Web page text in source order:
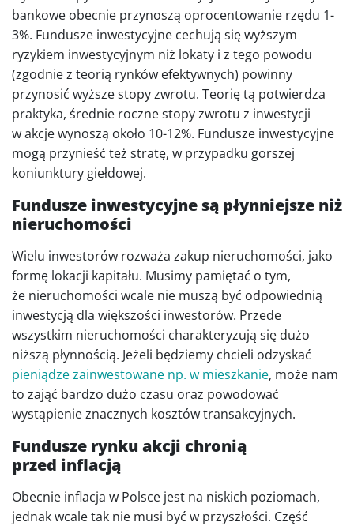
bankowe obecnie przynoszą oprocentowanie rzędu 1-
3%. Fundusze inwestycyjne cechują się wyższym
ryzykiem inwestycyjnym niż lokaty i z tego powodu
(zgodnie z teorią rynków efektywnych) powinny
przynosić wyższe stopy zwrotu. Teorię tą potwierdza
praktyka, średnie roczne stopy zwrotu z inwestycji
w akcje wynoszą około 10-12%. Fundusze inwestycyjne
mogą przynieść też stratę, w przypadku gorszej
koniunktury giełdowej.
Fundusze inwestycyjne są płynniejsze niż
nieruchomości
Wielu inwestorów rozważa zakup nieruchomości, jako
formę lokacji kapitału. Musimy pamiętać o tym,
że nieruchomości wcale nie muszą być odpowiednią
inwestycją dla większości inwestorów. Przede
wszystkim nieruchomości charakteryzują się dużo
niższą płynnością. Jeżeli będziemy chcieli odzyskać
pieniądze zainwestowane np. w mieszkanie, może nam
to zająć bardzo dużo czasu oraz powodować
wystąpienie znacznych kosztów transakcyjnych.
Fundusze rynku akcji chronią
przed inflacją
Obecnie inflacja w Polsce jest na niskich poziomach,
jednak wcale tak nie musi być w przyszłości. Część